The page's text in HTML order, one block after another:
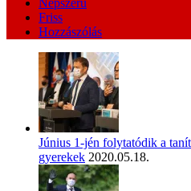
Népszerű
Friss
Hozzászólás
Június 1-jén folytatódik a
gyerekek 2020.05.18.